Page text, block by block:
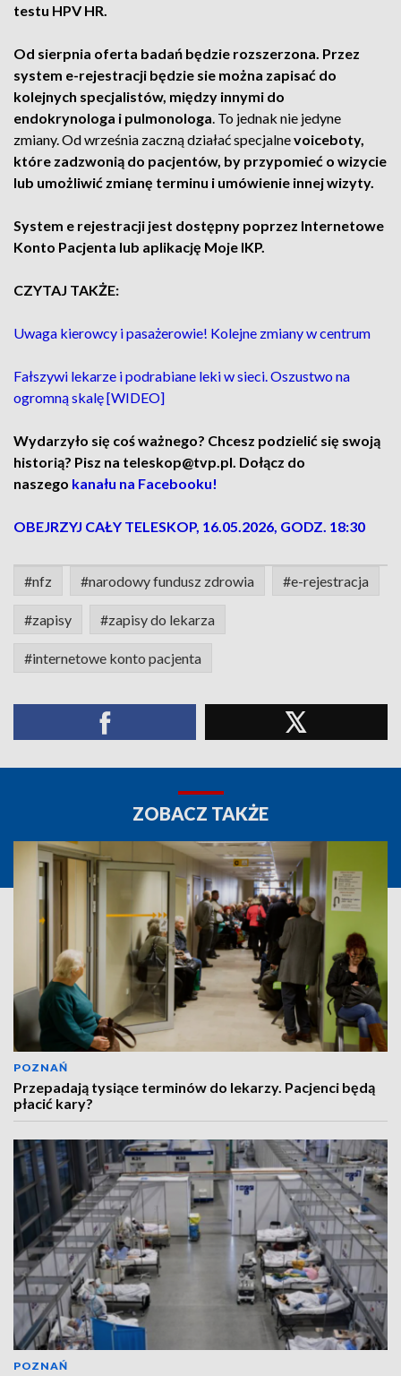
testu HPV HR.
Od sierpnia oferta badań będzie rozszerzona. Przez
system e-rejestracji będzie sie można zapisać do
kolejnych specjalistów, między innymi do
endokrynologa i pulmonologa. To jednak nie jedyne
zmiany. Od września zaczną działać specjalnevoiceboty,
które zadzwonią do pacjentów, by przypomieć o wizycie
lub umożliwić zmianę terminu i umówienie innej wizyty.
System e rejestracji jest dostępny poprzez Internetowe
Konto Pacjenta lub aplikację Moje IKP.
CZYTAJ TAKŻE:
Uwaga kierowcy i pasażerowie! Kolejne zmiany w centrum
Fałszywi lekarze i podrabiane leki w sieci. Oszustwo na
ogromną skalę [WIDEO]
Wydarzyło się coś ważnego? Chcesz podzielić się swoją
historią? Pisz na teleskop@tvp.pl. Dołącz do
naszego kanału na Facebooku!
OBEJRZYJ CAŁY TELESKOP, 16.05.2026, GODZ. 18:30
#nfz #narodowy fundusz zdrowia #e-rejestracja
#zapisy #zapisy do lekarza
#internetowe konto pacjenta
ZOBACZ TAKŻE
POZNAŃ
Przepadają tysiące terminów do lekarzy. Pacjenci będą
płacić kary?
POZNAŃ